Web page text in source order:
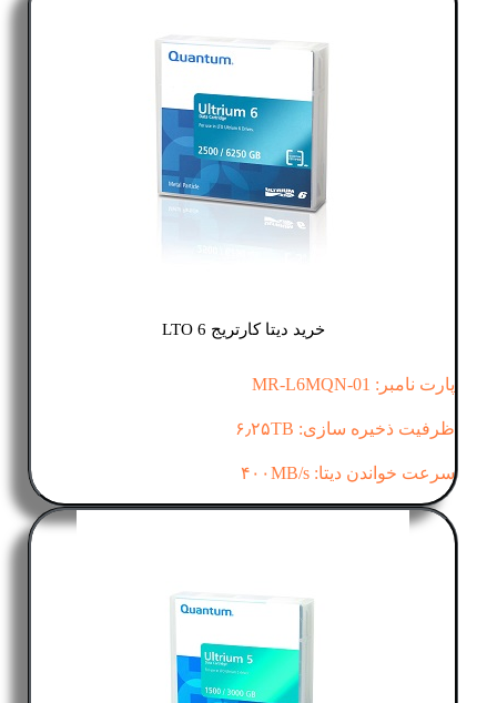
خرید دیتا کارتریج LTO 6
پارت نامبر: MR-L6MQN-01
ظرفیت ذخیره سازی: ۶٫۲۵TB
سرعت خواندن دیتا: ۴۰۰MB/s